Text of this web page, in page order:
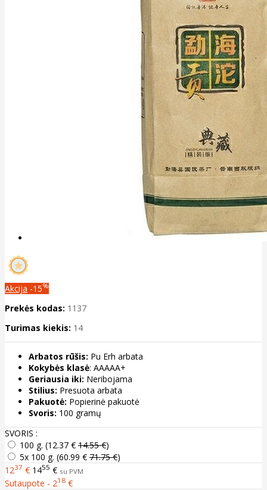
Akcija -15%
Prekės kodas: 1137
Turimas kiekis: 14
Arbatos rūšis: Pu Erh arbata
Kokybės klasė: AAAAA+
Geriausia iki: Neribojama
Stilius: Presuota arbata
Pakuotė: Popierinė pakuotė
Svoris: 100 gramų
SVORIS :
100 g. (12.37 € 14.55 €)
5x 100 g. (60.99 € 71.75 €)
1237 € 1455 € su PVM
Sutaupote - 218 €